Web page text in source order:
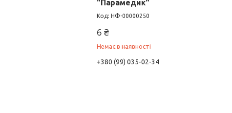
"Парамедик"
НФ-00000250
6 ₴
Немає в наявності
+380 (99) 035-02-34